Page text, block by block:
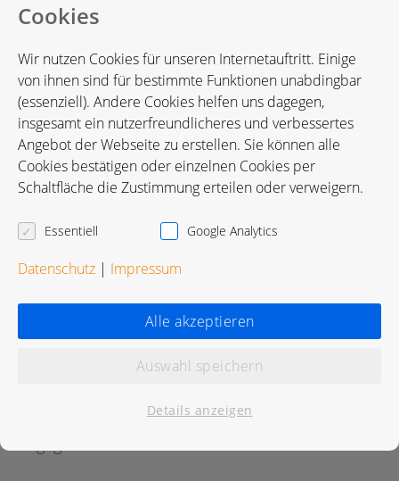
Karte in Google Maps öffnen
Bewertungen
Für diese Praxis wurde noch keine Bewertung
Cookies
Wir nutzen Cookies für unseren Internetauftritt. Einige
von ihnen sind für bestimmte Funktionen unabdingbar
(essenziell). Andere Cookies helfen uns dagegen,
insgesamt ein nutzerfreundlicheres und verbessertes
Angebot der Webseite zu erstellen. Sie können alle
Cookies bestätigen oder einzelnen Cookies per
Schaltfläche die Zustimmung erteilen oder verweigern.
Essentiell Google Analytics
Datenschutz | Impressum
Alle akzeptieren
Auswahl speichern
Details anzeigen